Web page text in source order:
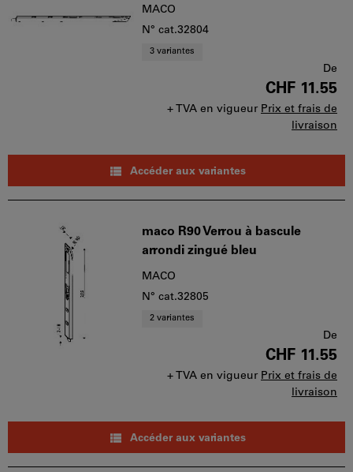
MACO
N° cat.32804
3 variantes
De
CHF 11.55
+ TVA en vigueur Prix et frais de
livraison
Accéder aux variantes
maco R90 Verrou à bascule
arrondi zingué bleu
MACO
N° cat.32805
2 variantes
De
CHF 11.55
+ TVA en vigueur Prix et frais de
livraison
Accéder aux variantes